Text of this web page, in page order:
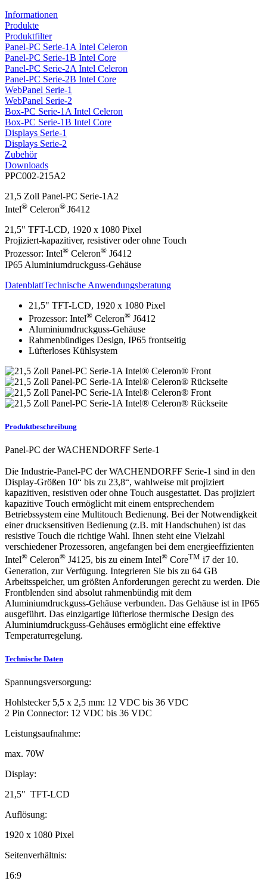
Informationen
Produkte
Produktfilter
Panel-PC Serie-1A Intel Celeron
Panel-PC Serie-1B Intel Core
Panel-PC Serie-2A Intel Celeron
Panel-PC Serie-2B Intel Core
WebPanel Serie-1
WebPanel Serie-2
Box-PC Serie-1A Intel Celeron
Box-PC Serie-1B Intel Core
Displays Serie-1
Displays Serie-2
Zubehör
Downloads
PPC002-215A2
21,5 Zoll Panel-PC Serie-1A2
Intel® Celeron® J6412
21,5" TFT-LCD, 1920 x 1080 Pixel
Projiziert-kapazitiver, resistiver oder ohne Touch
Prozessor: Intel® Celeron® J6412
IP65 Aluminiumdruckguss-Gehäuse
DatenblattTechnische Anwendungsberatung
21,5" TFT-LCD, 1920 x 1080 Pixel
Prozessor: Intel® Celeron® J6412
Aluminiumdruckguss-Gehäuse
Rahmenbündiges Design, IP65 frontseitig
Lüfterloses Kühlsystem
Produktbeschreibung
Panel-PC der WACHENDORFF Serie-1
Die Industrie-Panel-PC der WACHENDORFF Serie-1 sind in den
Display-Größen 10“ bis zu 23,8“, wahlweise mit projiziert
kapazitiven, resistiven oder ohne Touch ausgestattet. Das projiziert
kapazitive Touch ermöglicht mit einem entsprechendem
Betriebssystem eine Multitouch Bedienung. Bei der Notwendigkeit
einer drucksensitiven Bedienung (z.B. mit Handschuhen) ist das
resistive Touch die richtige Wahl. Ihnen steht eine Vielzahl
verschiedener Prozessoren, angefangen bei dem energieeffizienten
Intel® Celeron® J4125, bis zu einem Intel® CoreTM i7 der 10.
Generation, zur Verfügung. Integrieren Sie bis zu 64 GB
Arbeitsspeicher, um größten Anforderungen gerecht zu werden. Die
Frontblenden sind absolut rahmenbündig mit dem
Aluminiumdruckguss-Gehäuse verbunden. Das Gehäuse ist in IP65
ausgeführt. Das einzigartige lüfterlose thermische Design des
Aluminiumdruckguss-Gehäuses ermöglicht eine effektive
Temperaturregelung.
Technische Daten
Spannungsversorgung:
Hohlstecker 5,5 x 2,5 mm: 12 VDC bis 36 VDC
2 Pin Connector: 12 VDC bis 36 VDC
Leistungsaufnahme:
max. 70W
Display:
21,5" TFT-LCD
Auflösung:
1920 x 1080 Pixel
Seitenverhältnis:
16:9